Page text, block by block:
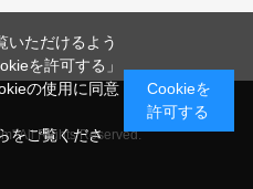
All Rights Reserved.
いただけるよう
を許可する」
の使用に同意
をご覧くださ
Cookieを
許可する